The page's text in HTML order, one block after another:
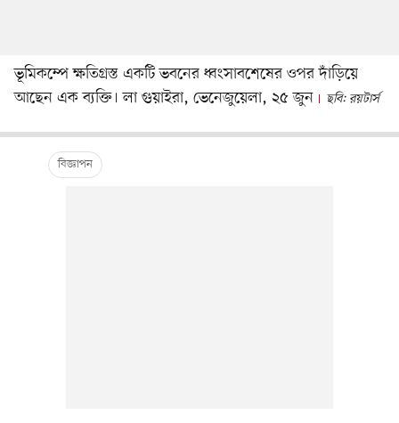
ভূমিকম্পে ক্ষতিগ্রস্ত একটি ভবনের ধ্বংসাবশেষের ওপর দাঁড়িয়ে
আছেন এক ব্যক্তি। লা গুয়াইরা, ভেনেজুয়েলা, ২৫ জুন
ছবি: রয়টার্স